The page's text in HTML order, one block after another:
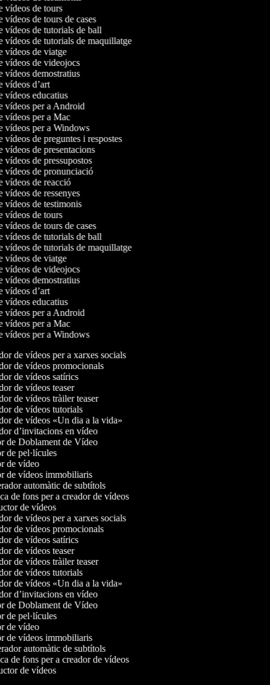
vídeos de tours
vídeos de tours de cases
vídeos de tutorials de ball
vídeos de tutorials de maquillatge
vídeos de viatge
vídeos de videojocs
vídeos demostratius
vídeos d’art
vídeos educatius
vídeos per a Android
vídeos per a Mac
vídeos per a Windows
vídeos de preguntes i respostes
vídeos de presentacions
vídeos de pressupostos
vídeos de pronunciació
vídeos de reacció
vídeos de ressenyes
vídeos de testimonis
vídeos de tours
vídeos de tours de cases
vídeos de tutorials de ball
vídeos de tutorials de maquillatge
vídeos de viatge
vídeos de videojocs
vídeos demostratius
vídeos d’art
vídeos educatius
vídeos per a Android
vídeos per a Mac
vídeos per a Windows
de vídeos per a xarxes socials
de vídeos promocionals
de vídeos satírics
de vídeos teaser
de vídeos tràiler teaser
de vídeos tutorials
de vídeos «Un dia a la vida»
d’invitacions en vídeo
de Doblament de Vídeo
pel·lícules
de vídeo
de vídeos immobiliaris
automàtic de subtítols
de fons per a creador de vídeos
de vídeos
de vídeos per a xarxes socials
de vídeos promocionals
de vídeos satírics
de vídeos teaser
de vídeos tràiler teaser
de vídeos tutorials
de vídeos «Un dia a la vida»
d’invitacions en vídeo
de Doblament de Vídeo
pel·lícules
de vídeo
de vídeos immobiliaris
automàtic de subtítols
de fons per a creador de vídeos
de vídeos